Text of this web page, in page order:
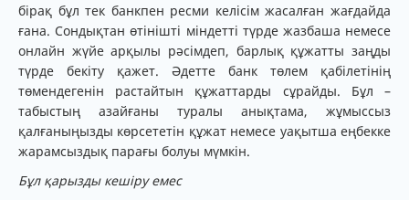
бірақ бұл тек банкпен ресми келісім жасалған жағдайда
ғана. Сондықтан өтінішті міндетті түрде жазбаша немесе
онлайн жүйе арқылы рәсімдеп, барлық құжатты заңды
түрде бекіту қажет. Әдетте банк төлем қабілетінің
төмендегенін растайтын құжаттарды сұрайды. Бұл –
табыстың азайғаны туралы анықтама, жұмыссыз
қалғаныңызды көрсететін құжат немесе уақытша еңбекке
жарамсыздық парағы болуы мүмкін.
Бұл қарызды кешіру емес